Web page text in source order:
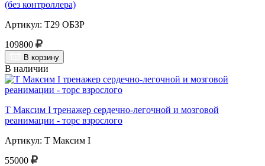
(без контроллера)
Артикул: Т29 ОБЗР
109800
В корзину
В наличии
Т Максим I тренажер сердечно-легочной и мозговой
реанимации - торс взрослого
Артикул: Т Максим I
55000